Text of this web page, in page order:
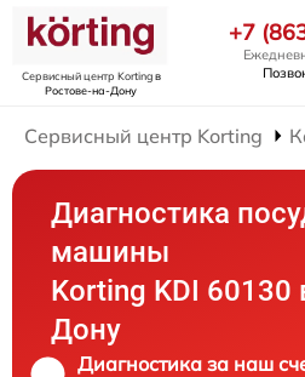
Сервисный центр Kortingв
Ростове-на-Дону
+7
Сервисный центр Korting
Диагностика
машины
Korting KDI 60130
Дону
Диагностика за наш